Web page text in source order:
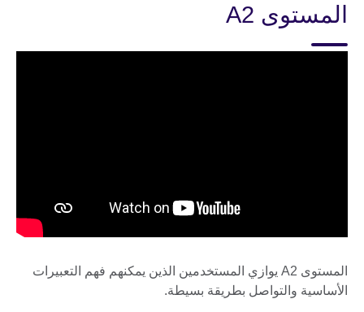
المستوى A2
المستوى A2 يوازي المستخدمين الذين يمكنهم فهم التعبيرات
الأساسية والتواصل بطريقة بسيطة.